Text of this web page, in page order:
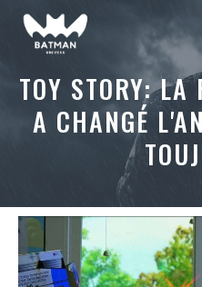
Aller
TOY STORY: LA
A CHANGÉ